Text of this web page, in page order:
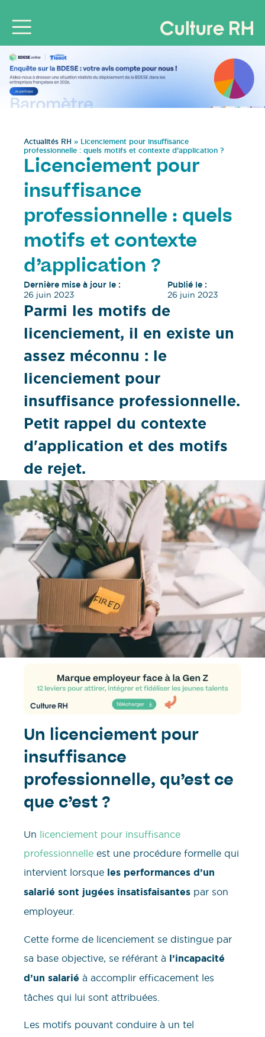
Actualités RH » Licenciement pour insuffisance
professionnelle : quels motifs et contexte d’application ?
Licenciement pour
insuffisance
professionnelle : quels
motifs et contexte
d’application ?
Dernière mise à jour le :
26 juin 2023
Publié le :
26 juin 2023
Parmi les motifs de
licenciement, il en existe un
assez méconnu : le
licenciement pour
insuffisance professionnelle.
Petit rappel du contexte
d'application et des motifs
de rejet.
Un licenciement pour
insuffisance
professionnelle, qu’est ce
que c’est ?
Un licenciement pour insuffisance
professionnelle est une procédure formelle qui
intervient lorsque les performances d’un
salarié sont jugées insatisfaisantes par son
employeur.
Cette forme de licenciement se distingue par
sa base objective, se référant à l’incapacité
d’un salarié à accomplir efficacement les
tâches qui lui sont attribuées.
Les motifs pouvant conduire à un tel